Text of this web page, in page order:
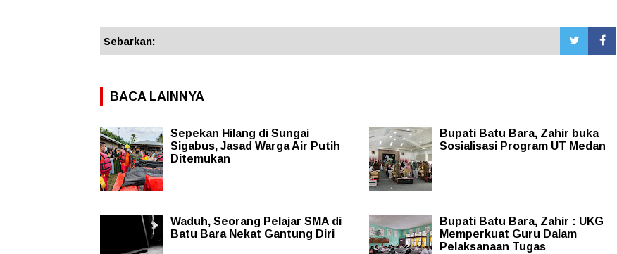
Sebarkan:
BACA LAINNYA
Sepekan Hilang di Sungai
Sigabus, Jasad Warga Air Putih
Ditemukan
Bupati Batu Bara, Zahir buka
Sosialisasi Program UT Medan
Waduh, Seorang Pelajar SMA di
Batu Bara Nekat Gantung Diri
Bupati Batu Bara, Zahir : UKG
Memperkuat Guru Dalam
Pelaksanaan Tugas